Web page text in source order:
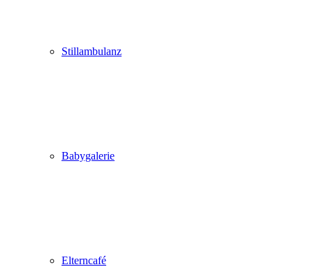
Stillambulanz
Babygalerie
Elterncafé